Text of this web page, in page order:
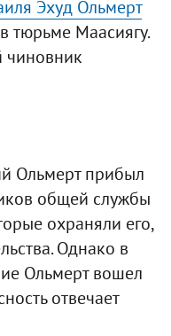
Эхуд Ольмерт
тюрьме Маасиягу.
чиновник
Ольмерт прибыл
общей службы
охраняли его,
Однако в
Ольмерт вошел
отвечает